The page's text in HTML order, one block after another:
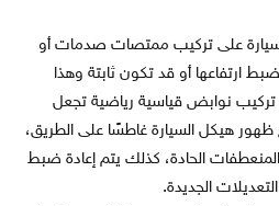
على تركيب ممتصات صدمات أو
ارتفاعها أو قد تكون ثابتة وهذا
تركيب نوابض قياسية رياضية تجعل
هيكل السيارة غاطسًا على الطريق،
المنعطفات الحادة، كذلك يتم إعادة ضبط
الجديدة.